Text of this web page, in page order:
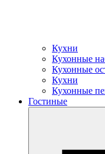
Кухни
Кухонные
Кухонные
Кухни
Кухонные
Гостиные